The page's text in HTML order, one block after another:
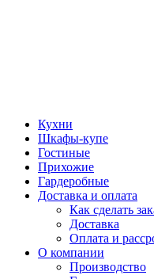
Кухни
Шкафы-купе
Гостиные
Прихожие
Гардеробные
Доставка и оплата
Как сделать
Доставка
Оплата и
О компании
Производство